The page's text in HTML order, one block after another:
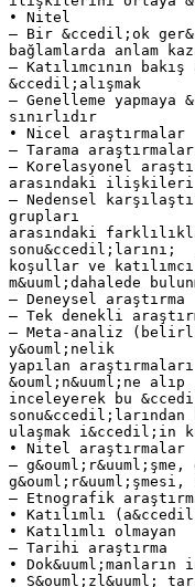
• Nitel
– Bir &ccedil;ok
bağlamlarda anlam
– Katılımcının bakış
&ccedil;alışmak
– Genelleme yapmaya
sınırlıdır
• Nicel araştırmalar
– Tarama
– Korelasyonel
arasındaki ilişkileri
– Nedensel
grupları
arasındaki
sonu&ccedil;larını;
koşullar ve
m&uuml;dahalede
– Deneysel araştırma
– Tek denekli
– Meta-analiz (belirli
y&ouml;nelik
yapılan
&ouml;n&uuml;ne alıp
inceleyerek bu
ulaşmak i&ccedil;in
• Nitel araştırmalar
–
– Etnografik
• Katılımlı
• Katılımlı olmayan
– Tarihi araştırma
• Dok&uuml;manların
• S&ouml;zl&uuml;